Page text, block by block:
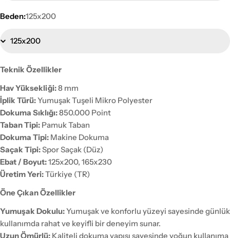
Beden:125x200
Teknik Özellikler
Hav Yüksekliği:8 mm
İplik Türü:Yumuşak Tuşeli Mikro Polyester
Dokuma Sıklığı:850.000 Point
Taban Tipi: Pamuk Taban
Dokuma Tipi: Makine Dokuma
Saçak Tipi:Spor Saçak (Düz)
Ebat / Boyut:125x200, 165x230
Üretim Yeri:Türkiye (TR)
Öne Çıkan Özellikler
Yumuşak Dokulu:Yumuşak ve konforlu yüzeyi sayesinde günlük
kullanımda rahat ve keyifli bir deneyim sunar.
Uzun Ömürlü: Kaliteli dokuma yapısı sayesinde yoğun kullanıma